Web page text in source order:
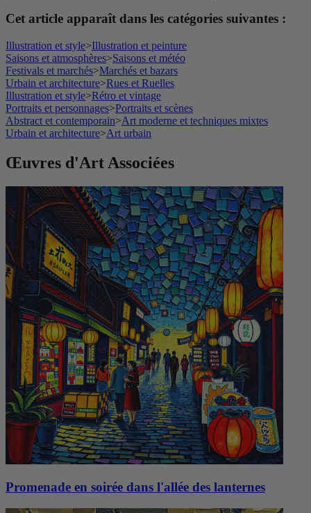
Cet article apparaît dans les catégories suivantes :
Illustration et style>Illustration et peinture
Saisons et atmosphères>Saisons et météo
Festivals et marchés>Marchés et bazars
Urbain et architecture>Rues et Ruelles
Illustration et style>Rétro et vintage
Portraits et personnages>Portraits et scènes
Abstract et contemporain>Art moderne et techniques mixtes
Urbain et architecture>Art urbain
Œuvres d'Art Associées
Promenade en soirée dans l'allée des lanternes